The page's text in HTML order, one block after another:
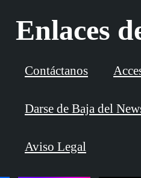
Enlaces
Contáctanos
Darse de Baja del
Aviso Legal